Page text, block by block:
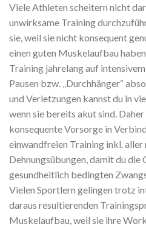
Viele Athleten scheitern nicht
unwirksame Training
sie, weil sie nicht konsequent
einen guten Muskelaufbau
Training jahrelang auf
Pausen bzw. „Durchhänger“
und Verletzungen kannst du in
wenn sie bereits akut sind.
konsequente Vorsorge in
einwandfreien Training inkl. aller
Dehnungsübungen, damit du die
gesundheitlich bedingten
Vielen Sportlern gelingen trotz
daraus resultierenden
Muskelaufbau, weil sie ihre